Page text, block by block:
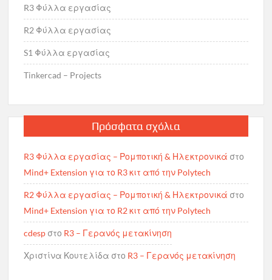
R3 Φύλλα εργασίας
R2 Φύλλα εργασίας
S1 Φύλλα εργασίας
Tinkercad – Projects
Πρόσφατα σχόλια
R3 Φύλλα εργασίας – Ρομποτική & Ηλεκτρονικά στο
Mind+ Extension για το R3 κιτ από την Polytech
R2 Φύλλα εργασίας – Ρομποτική & Ηλεκτρονικά στο
Mind+ Extension για το R2 κιτ από την Polytech
cdesp στο R3 – Γερανός μετακίνηση
Χριστίνα Κουτελίδα στο R3 – Γερανός μετακίνηση